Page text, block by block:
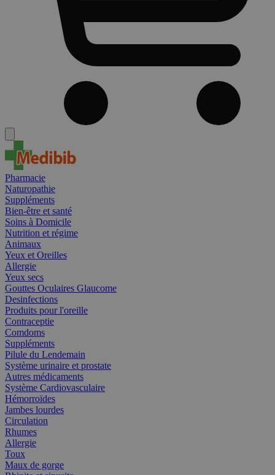
Pharmacie
Naturopathie
Suppléments
Bien-être et santé
Soins à Domicile
Nutrition et régime
Animaux
Yeux et Oreilles
Allergie
Yeux secs
Gouttes Oculaires Glaucome
Desinfections
Produits pour l'oreille
Contraceptie
Comdoms
Suppléments
Pilule du Lendemain
Système urinaire et prostate
Autres médicaments
Système Cardiovasculaire
Hémorroïdes
Jambes lourdes
Circulation
Rhumes
Allergie
Toux
Maux de gorge